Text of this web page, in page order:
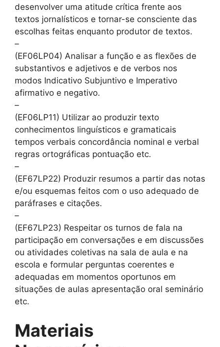
desenvolver uma atitude crítica frente aos
textos jornalísticos e tornar-se consciente das
escolhas feitas enquanto produtor de textos.
–
(EF06LP04) Analisar a função e as flexões de
substantivos e adjetivos e de verbos nos
modos Indicativo Subjuntivo e Imperativo
afirmativo e negativo.
–
(EF06LP11) Utilizar ao produzir texto
conhecimentos linguísticos e gramaticais
tempos verbais concordância nominal e verbal
regras ortográficas pontuação etc.
–
(EF67LP22) Produzir resumos a partir das notas
e/ou esquemas feitos com o uso adequado de
paráfrases e citações.
–
(EF67LP23) Respeitar os turnos de fala na
participação em conversações e em discussões
ou atividades coletivas na sala de aula e na
escola e formular perguntas coerentes e
adequadas em momentos oportunos em
situações de aulas apresentação oral seminário
etc.
Materiais